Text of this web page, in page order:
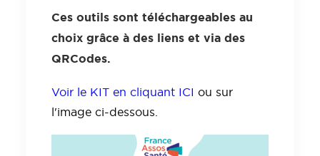
Ces outils sont téléchargeables au
choix grâce à des liens et via des
QRCodes.
Voir le KIT en cliquant ICI ou sur
l'image ci-dessous.